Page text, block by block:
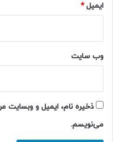
ایمیل*
وب‌ سایت
ذخیره نام، ایمیل و وبسایت
می‌نویسم.